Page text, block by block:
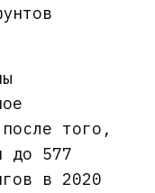
того,
до 577
в 2020